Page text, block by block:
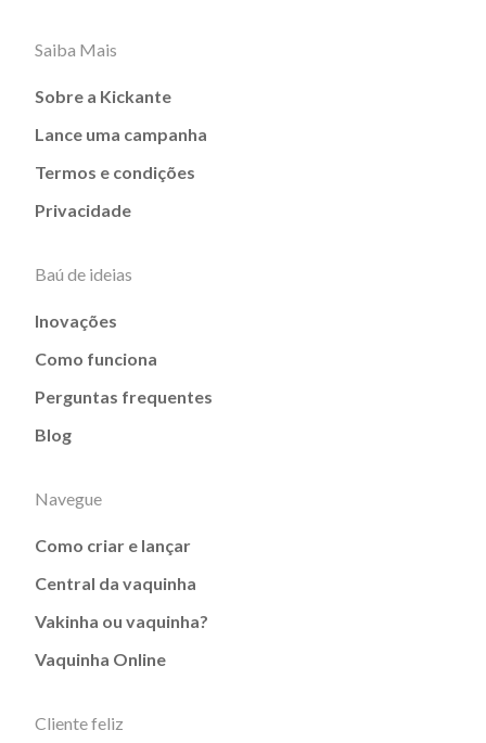
Saiba Mais
Sobre a Kickante
Lance uma campanha
Termos e condições
Privacidade
Baú de ideias
Inovações
Como funciona
Perguntas frequentes
Blog
Navegue
Como criar e lançar
Central da vaquinha
Vakinha ou vaquinha?
Vaquinha Online
Cliente feliz